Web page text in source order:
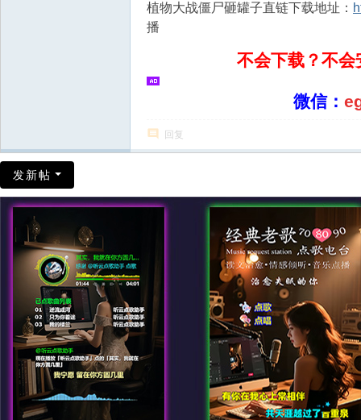
植物大战僵尸砸罐子直链下载地址：
播
不会下载？不
微信：
回复
发新帖